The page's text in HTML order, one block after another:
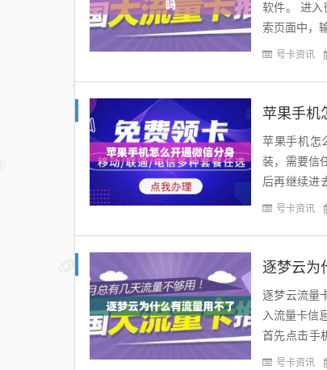
软件。 进入
索页面中，
租可以随意
号卡资讯
苹果手机
苹果手机怎
装，需要信
后再继续进
持的“切换账
号卡资讯
逐梦云为
逐梦云流量
入流量卡信
首先点击手
录。逐梦云
号卡资讯